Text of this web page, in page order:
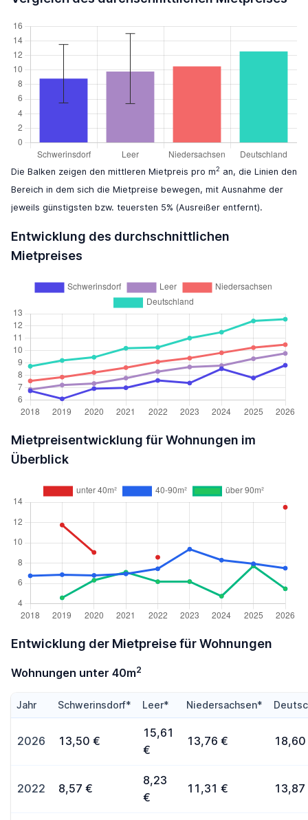
Die Balken zeigen den mittleren Mietpreis pro m2 an, die Linien den
Bereich in dem sich die Mietpreise bewegen, mit Ausnahme der
jeweils günstigsten bzw. teuersten 5% (Ausreißer entfernt).
Entwicklung des durchschnittlichen
Mietpreises
Mietpreisentwicklung für Wohnungen im
Überblick
Entwicklung der Mietpreise für Wohnungen
Wohnungen unter 40m2
Jahr Schwerinsdorf* Leer* Niedersachsen*
2026 13,50 €
15,61
€
13,76 €
2022 8,57 €
8,23
€
11,31 € 13,87